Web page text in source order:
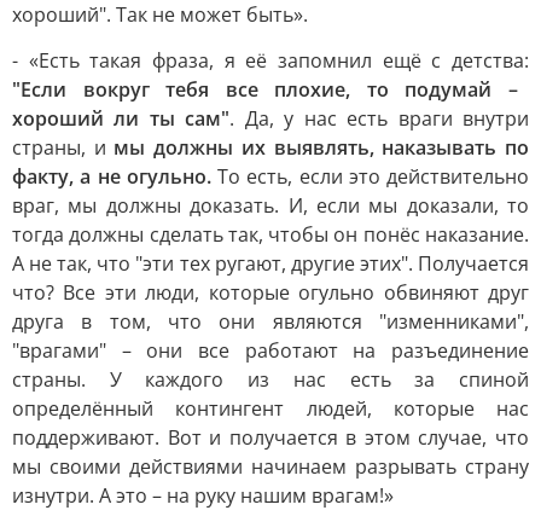
хороший". Так не может быть».
- «Есть такая фраза, я её запомнил ещё с детства:
"Если вокруг тебя все плохие, то подумай –
хороший ли ты сам". Да, у нас есть враги внутри
страны, и мы должны их выявлять, наказывать по
факту, а не огульно. То есть, если это действительно
враг, мы должны доказать. И, если мы доказали, то
тогда должны сделать так, чтобы он понёс наказание.
А не так, что "эти тех ругают, другие этих". Получается
что? Все эти люди, которые огульно обвиняют друг
друга в том, что они являются "изменниками",
"врагами" – они все работают на разъединение
страны. У каждого из нас есть за спиной
определённый контингент людей, которые нас
поддерживают. Вот и получается в этом случае, что
мы своими действиями начинаем разрывать страну
изнутри. А это – на руку нашим врагам!»